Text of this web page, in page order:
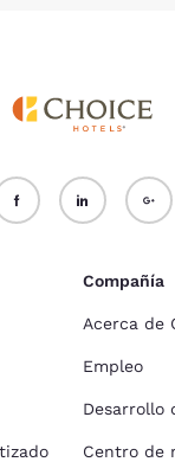
Compañía
Acerca de
Empleo
Desarrollo
Centro de